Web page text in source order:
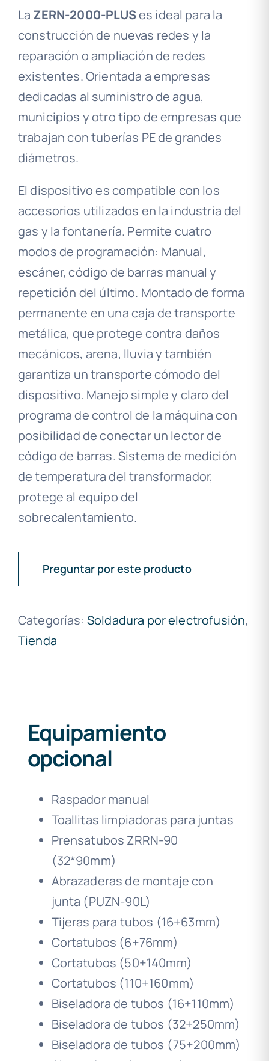
La ZERN-2000-PLUSes ideal para la
construcción de nuevas redes y la
reparación o ampliación de redes
existentes. Orientada a empresas
dedicadas al suministro de agua,
municipios y otro tipo de empresas que
trabajan con tuberías PE de grandes
diámetros.
El dispositivo es compatible con los
accesorios utilizados en la industria del
gas y la fontanería. Permite cuatro
modos de programación: Manual,
escáner, código de barras manual y
repetición del último. Montado de forma
permanente en una caja de transporte
metálica, que protege contra daños
mecánicos, arena, lluvia y también
garantiza un transporte cómodo del
dispositivo. Manejo simple y claro del
programa de control de la máquina con
posibilidad de conectar un lector de
código de barras. Sistema de medición
de temperatura del transformador,
protege al equipo del
sobrecalentamiento.
Preguntar por este producto
Categorías: Soldadura por electrofusión,
Tienda
Equipamiento
opcional
Raspador manual
Toallitas limpiadoras para juntas
Prensatubos ZRRN-90
(32*90mm)
Abrazaderas de montaje con
junta (PUZN-90L)
Tijeras para tubos (16+63mm)
Cortatubos (6+76mm)
Cortatubos (50+140mm)
Cortatubos (110+160mm)
Biseladora de tubos (16+110mm)
Biseladora de tubos (32+250mm)
Biseladora de tubos (75+200mm)